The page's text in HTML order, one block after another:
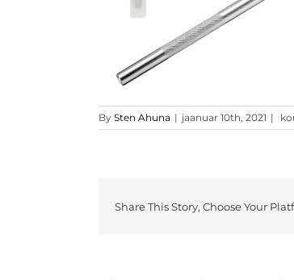
By Sten Ahuna | jaanuar 10th, 2021 |
Share This Story, Choose Your